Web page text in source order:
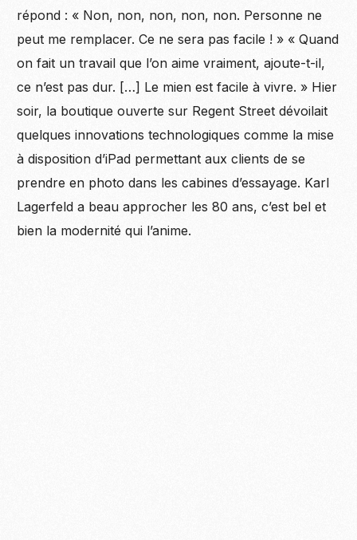
répond : « Non, non, non, non, non. Personne ne
peut me remplacer. Ce ne sera pas facile ! » « Quand
on fait un travail que l’on aime vraiment, ajoute-t-il,
ce n’est pas dur. […] Le mien est facile à vivre. » Hier
soir, la boutique ouverte sur Regent Street dévoilait
quelques innovations technologiques comme la mise
à disposition d’iPad permettant aux clients de se
prendre en photo dans les cabines d’essayage. Karl
Lagerfeld a beau approcher les 80 ans, c’est bel et
bien la modernité qui l’anime.